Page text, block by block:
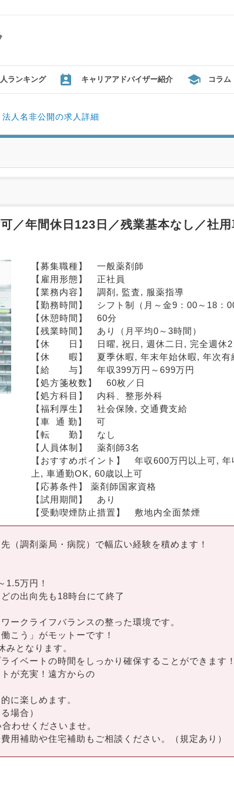
ランキング キャリアアドバイザー紹介 コラム
法人名非公開の求人詳細
／年間休日123日／残業基本なし／社
【募集職種】　一般薬剤師
【雇用形態】　正社員
【業務内容】　調剤, 監査, 服薬指導
【勤務時間】　シフト制（月～金9：00～18：
【休憩時間】　60分
【残業時間】　あり（月平均0～3時間）
【休　　日】　日曜, 祝日, 週休二日, 完全週
【休　　暇】　夏季休暇, 年末年始休暇, 年次
【給　　与】　年収399万円～699万円
【処方箋枚数】　60枚／日
【処方科目】　内科、整形外科
【福利厚生】　社会保険, 交通費支給
【車  通 勤】　可
【転　　勤】　なし
【人員体制】　薬剤師3名
【おすすめポイント】　年収600万円以上可,
上, 車通勤OK, 60歳以上可
【応募条件】 薬剤師国家資格
【試用期間】　あり
【受動喫煙防止措置】　敷地内全面禁煙
（調剤薬局・病院）で幅広い経験を積めます！
1.5万円！
の出向先も18時台にて終了
ークライフバランスの整った環境です。
こう」がモットーです！
みとなります。
イベートの時間をしっかり確保することができます
が充実！遠方からの
に楽しめます。
場合）
わせくださいませ。
用補助や住宅補助もご相談ください。（規定あり）